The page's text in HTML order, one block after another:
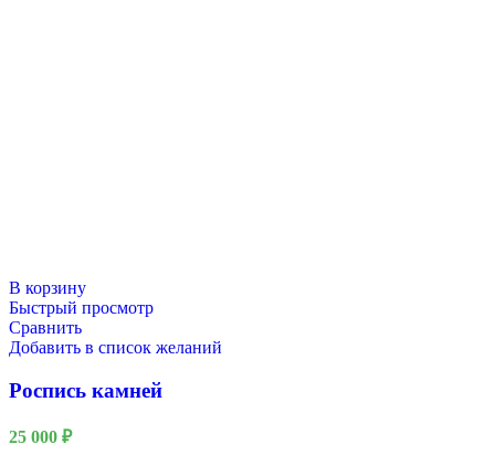
В корзину
Быстрый просмотр
Сравнить
Добавить в список желаний
Роспись камней
25 000 ₽